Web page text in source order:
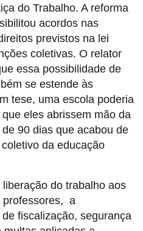
do Trabalho. A reforma
acordos nas
previstos na lei
coletivas. O relator
essa possibilidade de
se estende às
tese, uma escola poderia
eles abrissem mão da
90 dias que acabou de
da educação
do trabalho aos
professores, a
fiscalização, segurança